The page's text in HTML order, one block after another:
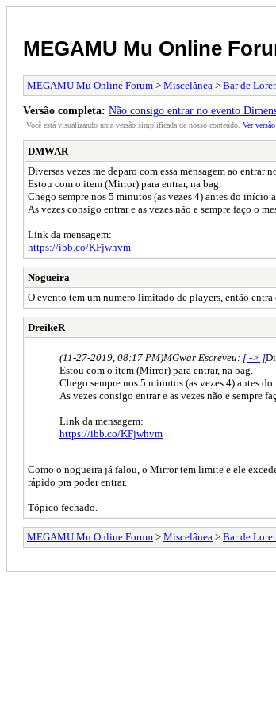
MEGAMU Mu Online
MEGAMU Mu Online Forum > Miscelânea > Bar de
Versão completa: Não consigo entrar no evento
Você está visualizando uma versão simplificada de nosso conteúdo. Ver
DMWAR
Diversas vezes me deparo com essa mensagem ao entrar
Estou com o item (Mirror) para entrar, na bag.
Chego sempre nos 5 minutos (as vezes 4) antes do início
As vezes consigo entrar e as vezes não e sempre faço o
Link da mensagem:
https://ibb.co/KFjwhvm
Nogueira
O evento tem um numero limitado de players, então entra
DreikeR
(11-27-2019, 08:17 PM)MGwar Escreveu: [ -> ]
Estou com o item (Mirror) para entrar, na bag.
Chego sempre nos 5 minutos (as vezes 4) antes
As vezes consigo entrar e as vezes não e sempre
Link da mensagem:
https://ibb.co/KFjwhvm
Como o nogueira já falou, o Mirror tem limite e ele
rápido pra poder entrar.
Tópico fechado.
MEGAMU Mu Online Forum > Miscelânea > Bar de